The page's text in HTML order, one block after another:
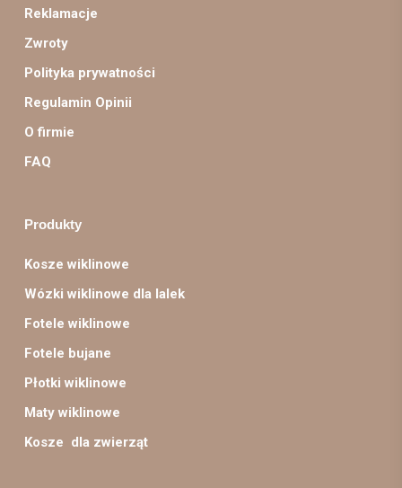
Reklamacje
Zwroty
Polityka prywatności
Regulamin Opinii
O firmie
FAQ
Produkty
Kosze wiklinowe
Wózki wiklinowe dla lalek
Fotele wiklinowe
Fotele bujane
Płotki wiklinowe
Maty wiklinowe
Kosze dla zwierząt